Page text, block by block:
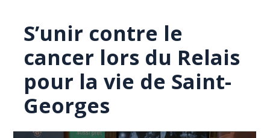
S’unir contre le
cancer lors du Relais
pour la vie de Saint-
Georges